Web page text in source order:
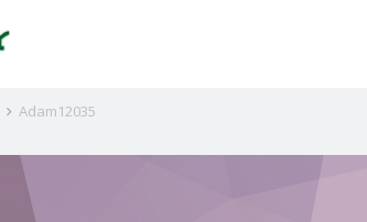
Adam12035